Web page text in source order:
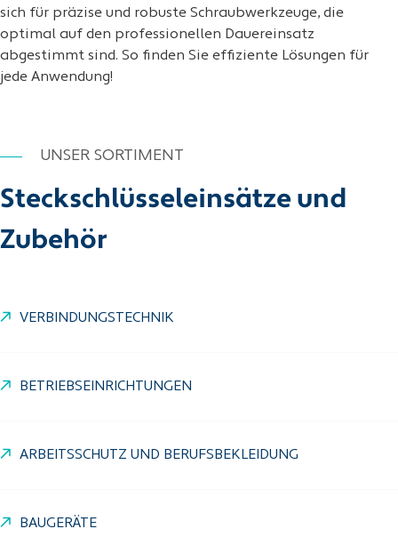
sich für präzise und robuste Schraubwerkzeuge, die
optimal auf den professionellen Dauereinsatz
abgestimmt sind. So finden Sie effiziente Lösungen für
jede Anwendung!
UNSER SORTIMENT
Steckschlüsseleinsätze und
Zubehör
VERBINDUNGSTECHNIK
BETRIEBSEINRICHTUNGEN
ARBEITSSCHUTZ UND BERUFSBEKLEIDUNG
BAUGERÄTE